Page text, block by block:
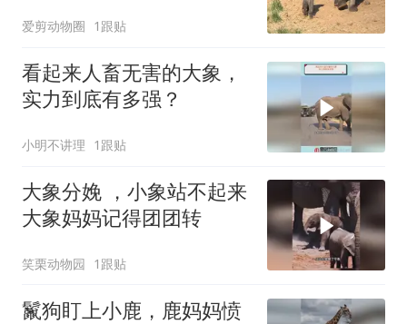
爱剪动物圈 1跟贴
看起来人畜无害的大象，
实力到底有多强？
小明不讲理 1跟贴
大象分娩 ，小象站不起来
大象妈妈记得团团转
笑栗动物园 1跟贴
鬣狗盯上小鹿，鹿妈妈愤